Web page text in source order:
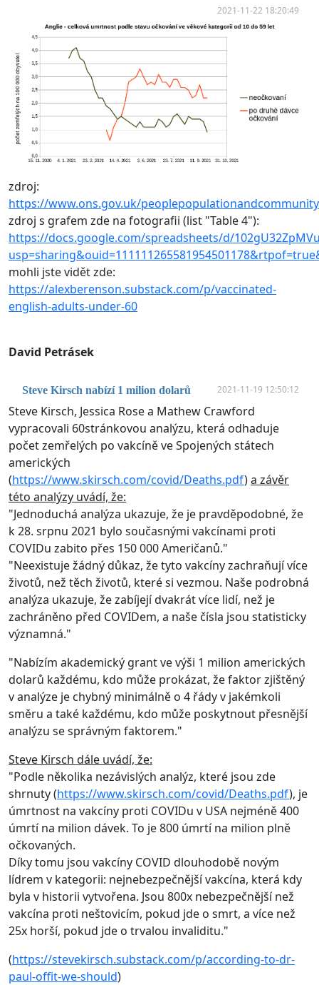
2021-11-22 18:20:49
zdroj:
https://www.ons.gov.uk/
zdroj s grafem zde na fotografii (list "Table 4"):
https://docs.google.com/spreadsheets/d/
mohli jste vidět zde:
https://alexberenson.substack.com/p/vaccinated-
english-adults-under-60
David Petrásek
Steve Kirsch nabízí 1 milion dolarů 2021-11-19 12:50:12
Steve Kirsch, Jessica Rose a Mathew Crawford
vypracovali 60stránkovou analýzu, která odhaduje
počet zemřelých po vakcíně ve Spojených státech
amerických
(https://www.skirsch.com/covid/Deaths.pdf)a závěr
této analýzy uvádí, že:
"Jednoduchá analýza ukazuje, že je pravděpodobné, že
k 28. srpnu 2021 bylo současnými vakcínami proti
COVIDu zabito přes 150 000 Američanů."
"Neexistuje žádný důkaz, že tyto vakcíny zachraňují více
životů, než těch životů, které si vezmou. Naše podrobná
analýza ukazuje, že zabíjejí dvakrát více lidí, než je
zachráněno před COVIDem, a naše čísla jsou statisticky
významná."
"Nabízím akademický grant ve výši 1 milion amerických
dolarů každému, kdo může prokázat, že faktor zjištěný
v analýze je chybný minimálně o 4 řády v jakémkoli
směru a také každému, kdo může poskytnout přesnější
analýzu se správným faktorem."
Steve Kirsch dále uvádí, že:
"Podle několika nezávislých analýz, které jsou zde
shrnuty (https://www.skirsch.com/covid/Deaths.pdf), je
úmrtnost na vakcíny proti COVIDu v USA nejméně 400
úmrtí na milion dávek. To je 800 úmrtí na milion plně
očkovaných.
Díky tomu jsou vakcíny COVID dlouhodobě novým
lídrem v kategorii: nejnebezpečnější vakcína, která kdy
byla v historii vytvořena. Jsou 800x nebezpečnější než
vakcína proti neštovicím, pokud jde o smrt, a více než
25x horší, pokud jde o trvalou invaliditu."
(https://stevekirsch.substack.com/p/according-to-dr-
paul-offit-we-should)